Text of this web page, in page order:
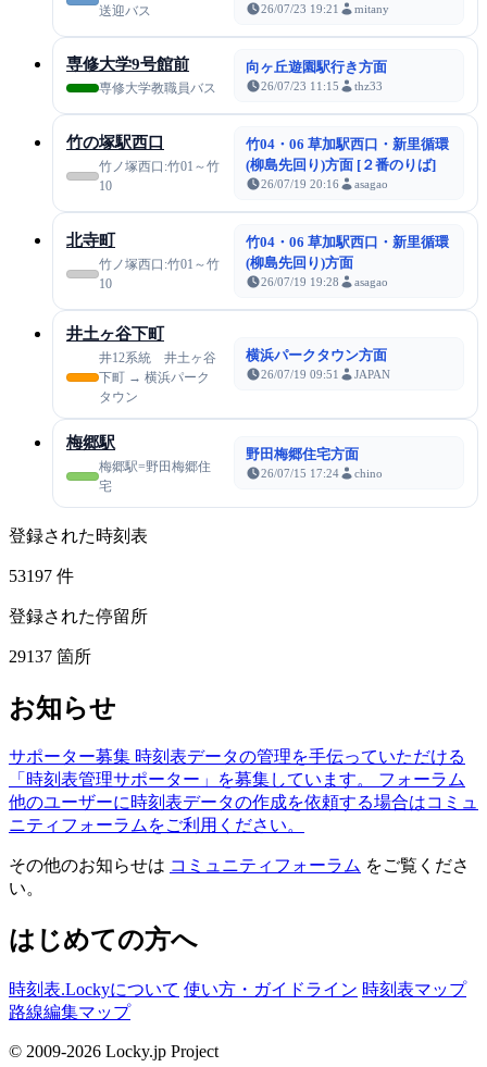
送迎バス
26/07/23 19:21 mitany
専修大学9号館前
専修大学教職員バス
向ヶ丘遊園駅行き方面
26/07/23 11:15 thz33
竹の塚駅西口
竹ノ塚西口:竹01～竹
10
竹04・06 草加駅西口・新里循環
(柳島先回り)方面 [２番のりば]
26/07/19 20:16 asagao
北寺町
竹ノ塚西口:竹01～竹
10
竹04・06 草加駅西口・新里循環
(柳島先回り)方面
26/07/19 19:28 asagao
井土ヶ谷下町
井12系統 井土ヶ谷
下町 → 横浜パーク
タウン
横浜パークタウン方面
26/07/19 09:51 JAPAN
梅郷駅
梅郷駅=野田梅郷住
宅
野田梅郷住宅方面
26/07/15 17:24 chino
登録された時刻表
53197 件
登録された停留所
29137 箇所
お知らせ
サポーター募集 時刻表データの管理を手伝っていただける
「時刻表管理サポーター」を募集しています。
フォーラム
他のユーザーに時刻表データの作成を依頼する場合はコミュ
ニティフォーラムをご利用ください。
その他のお知らせは コミュニティフォーラム をご覧くださ
い。
はじめての方へ
時刻表.Lockyについて 使い方・ガイドライン 時刻表マップ
路線編集マップ
© 2009-2026 Locky.jp Project